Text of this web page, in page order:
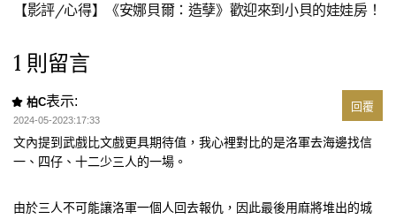
【影評/心得】《安娜貝爾：造孽》歡迎來到小貝的娃娃房！
1 則留言
柏C表示:
2024-05-2023:17:33
文內提到武戲比文戲更具期待值，我心裡對比的是洛軍去海邊找信
一、四仔、十二少三人的一場。
由於三人不可能讓洛軍一個人回去報仇，因此最後用麻將堆出的城
回覆